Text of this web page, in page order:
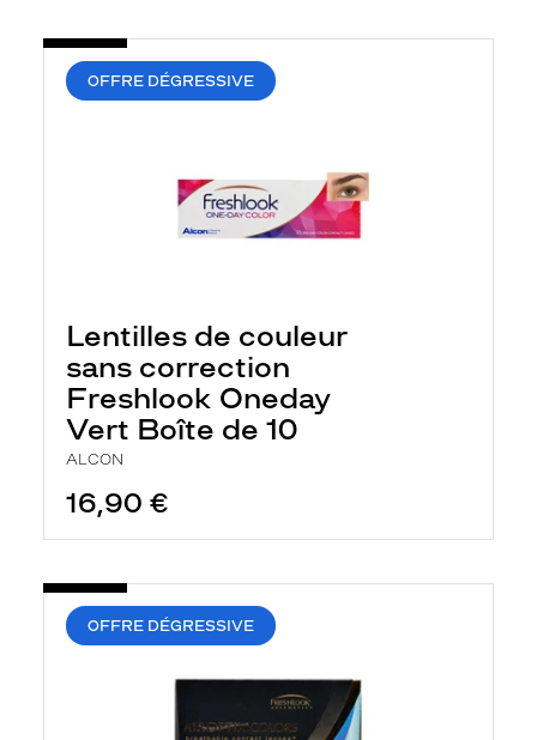
OFFRE DÉGRESSIVE
Lentilles de couleur
sans correction
Freshlook Oneday
Vert Boîte de 10
ALCON
16,90 €
OFFRE DÉGRESSIVE